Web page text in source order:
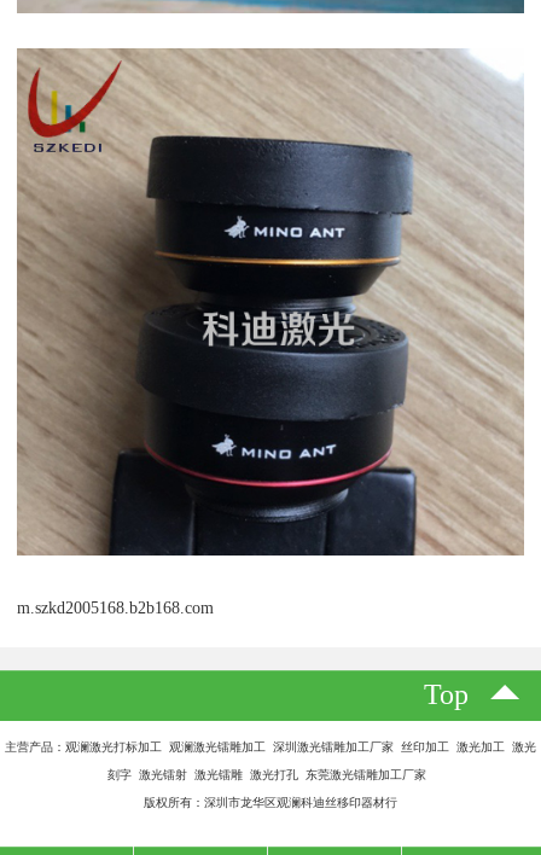
m.szkd2005168.b2b168.com
Top
主营产品：观澜激光打标加工 观澜激光镭雕加工 深圳激光镭雕加工厂家 丝印加工 激光加工 激光
刻字 激光镭射 激光镭雕 激光打孔 东莞激光镭雕加工厂家
版权所有：深圳市龙华区观澜科迪丝移印器材行